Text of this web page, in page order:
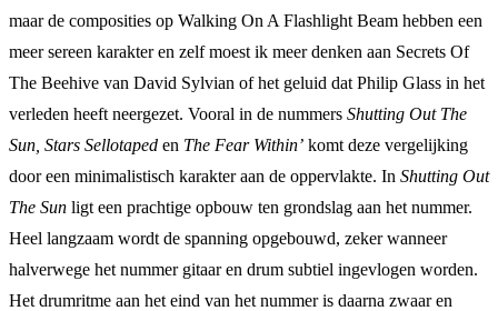
maar de composities op Walking On A Flashlight Beam hebben een
meer sereen karakter en zelf moest ik meer denken aan Secrets Of
The Beehive van David Sylvian of het geluid dat Philip Glass in het
verleden heeft neergezet. Vooral in de nummers Shutting Out The
Sun, Stars Sellotaped en The Fear Within’ komt deze vergelijking
door een minimalistisch karakter aan de oppervlakte. In Shutting Out
The Sun ligt een prachtige opbouw ten grondslag aan het nummer.
Heel langzaam wordt de spanning opgebouwd, zeker wanneer
halverwege het nummer gitaar en drum subtiel ingevlogen worden.
Het drumritme aan het eind van het nummer is daarna zwaar en